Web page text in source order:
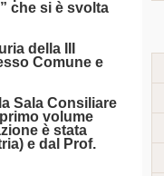
che si è svolta
della III
Comune e
Sala Consiliare
volume
è stata
e dal Prof.